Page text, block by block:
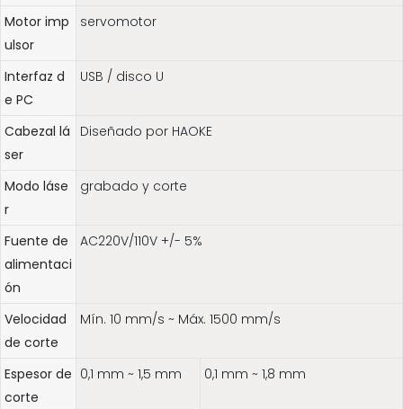
Motor imp
ulsor
servomotor
Interfaz d
e PC
USB / disco U
Cabezal lá
ser
Diseñado por HAOKE
Modo láse
r
grabado y corte
Fuente de
alimentaci
ón
AC220V/110V +/- 5%
Velocidad
de corte
Mín. 10 mm/s ~ Máx. 1500 mm/s
Espesor de
corte
0,1 mm ~ 1,5 mm 0,1 mm ~ 1,8 mm